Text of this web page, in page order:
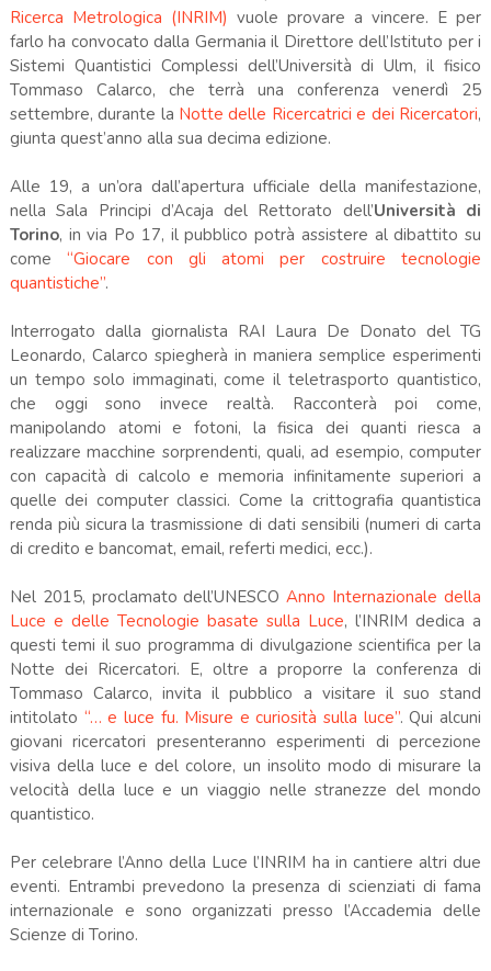
Ricerca Metrologica (INRIM) vuole provare a vincere. E per
farlo ha convocato dalla Germania il Direttore dell’Istituto per i
Sistemi Quantistici Complessi dell’Università di Ulm, il fisico
Tommaso Calarco, che terrà una conferenza venerdì 25
settembre, durante la Notte delle Ricercatrici e dei Ricercatori,
giunta quest’anno alla sua decima edizione.
Alle 19, a un’ora dall’apertura ufficiale della manifestazione,
nella Sala Principi d’Acaja del Rettorato dell’Università di
Torino, in via Po 17, il pubblico potrà assistere al dibattito su
come“Giocare con gli atomi per costruire tecnologie
quantistiche”.
Interrogato dalla giornalista RAI Laura De Donato del TG
Leonardo, Calarco spiegherà in maniera semplice esperimenti
un tempo solo immaginati, come il teletrasporto quantistico,
che oggi sono invece realtà. Racconterà poi come,
manipolando atomi e fotoni, la fisica dei quanti riesca a
realizzare macchine sorprendenti, quali, ad esempio, computer
con capacità di calcolo e memoria infinitamente superiori a
quelle dei computer classici. Come la crittografia quantistica
renda più sicura la trasmissione di dati sensibili (numeri di carta
di credito e bancomat, email, referti medici, ecc.).
Nel 2015, proclamato dell’UNESCOAnno Internazionale della
Luce e delle Tecnologie basate sulla Luce, l’INRIM dedica a
questi temi il suo programma di divulgazione scientifica per la
Notte dei Ricercatori. E, oltre a proporre la conferenza di
Tommaso Calarco, invita il pubblico a visitare il suo stand
intitolato “… e luce fu. Misure e curiosità sulla luce”. Qui alcuni
giovani ricercatori presenteranno esperimenti di percezione
visiva della luce e del colore, un insolito modo di misurare la
velocità della luce e un viaggio nelle stranezze del mondo
quantistico.
Per celebrare l’Anno della Luce l’INRIM ha in cantiere altri due
eventi. Entrambi prevedono la presenza di scienziati di fama
internazionale e sono organizzati presso l’Accademia delle
Scienze di Torino.